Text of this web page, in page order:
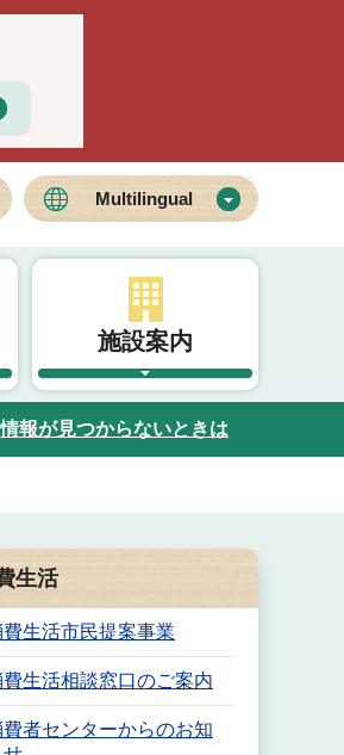
Multilingual
施設案内
情報が見つからないときは
生活
費生活市民提案事業
費生活相談窓口のご案内
費者センターからのお知